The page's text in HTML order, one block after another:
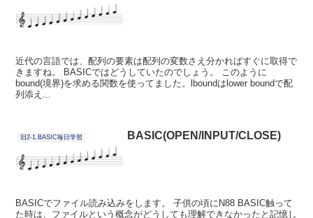
近代の言語では、配列の要素は配列の変数さえ分かればすぐに取得で
きますね。 BASICではどうしていたのでしょう。 このように
bound(境界)を求める関数を使ってました。lboundはlower boundで配
列添え...
旧2-1.BASIC毎日学習 BASIC(OPEN/INPUT/CLOSE)
BASICでファイル読み込みをします。 子供の頃にN88 BASIC触って
た時は、ファイルという概念がどうしても理解できなかったと記憶し